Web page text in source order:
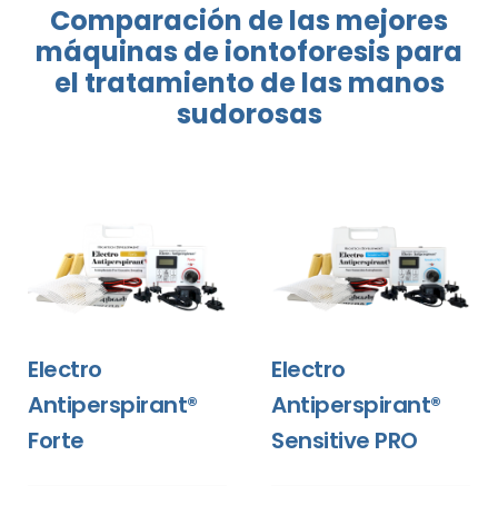
Comparación de las mejores
máquinas de iontoforesis para
el tratamiento de las manos
sudorosas
Electro
Antiperspirant®
Forte
Electro
Antiperspirant®
Sensitive PRO